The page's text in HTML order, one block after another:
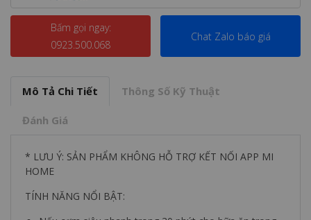
Bấm gọi ngay:
0923.500.068
Chat Zalo báo giá
Mô Tả Chi Tiết Thông Số Kỹ Thuật
Đánh Giá
* LƯU Ý: SẢN PHẨM KHÔNG HỖ TRỢ KẾT NỐI APP MI
HOME
TÍNH NĂNG NỔI BẬT: